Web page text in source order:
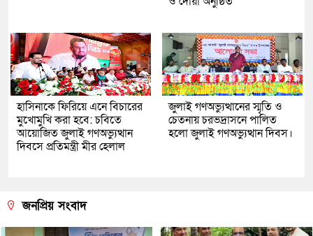
হাসিনাকে ফিরিয়ে এনে বিচারের
মুখোমুখি করা হবে: চবিতে
আয়োজিত জুলাই গণঅভ্যুত্থান
দিবসে প্রতিমন্ত্রী মীর হেলাল
জুলাই গণঅভ্যুত্থানের স্মৃতি ও
চেতনায় চরভদ্রাসনে পালিত
হলো জুলাই গণঅভ্যুত্থান দিবস।
জনপ্রিয় সংবাদ